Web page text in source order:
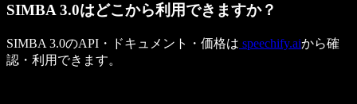
SIMBA 3.0はどこから利用できますか？
SIMBA 3.0のAPI・ドキュメント・価格は speechify.aiから確
認・利用できます。